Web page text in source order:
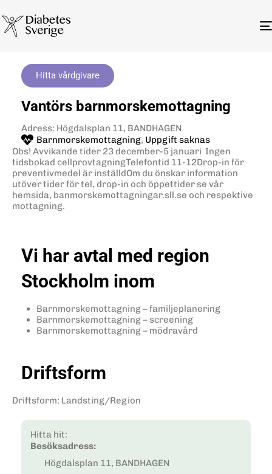
Hitta vårdgivare
Vantörs barnmorskemottagning
Adress: Högdalsplan 11, BANDHAGEN
Barnmorskemottagning, Uppgift saknas
Obs! Avvikande tider 23 december-5 januari Ingen
tidsbokad cellprovtagningTelefontid 11-12Drop-in för
preventivmedel är inställdOm du önskar information
utöver tider för tel, drop-in och öppettider se vår
hemsida, banmorskemottagningar.sll.se och respektive
mottagning.
Vi har avtal med region
Stockholm inom
Barnmorskemottagning – familjeplanering
Barnmorskemottagning – screening
Barnmorskemottagning – mödravård
Driftsform
Driftsform: Landsting/Region
Hitta hit:
Besöksadress:
Högdalsplan 11, BANDHAGEN